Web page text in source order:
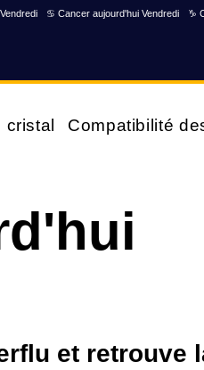
♋ Cancer aujourd'hui Vendredi ♑
Compatibilité
et retrouve